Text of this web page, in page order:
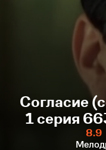
Согласие
1 серия
8.9